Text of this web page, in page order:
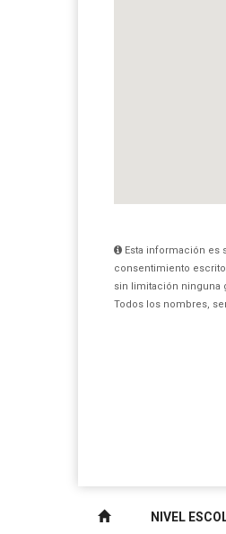
Esta información es
consentimiento
sin limitación ninguna
Todos los nombres,
NIVEL